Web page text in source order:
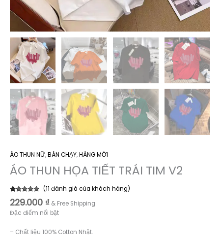
ÁO THUN NỮ,BÁN CHẠY,HÀNG MỚI
ÁO THUN HỌA TIẾT TRÁI TIM V2
4.64 trên 5
dựa trên
11
(11 đánh giá của khách hàng)
229.000 ₫ & Free Shipping
Đặc điểm nổi bật
– Chất liệu 100% Cotton Nhật.